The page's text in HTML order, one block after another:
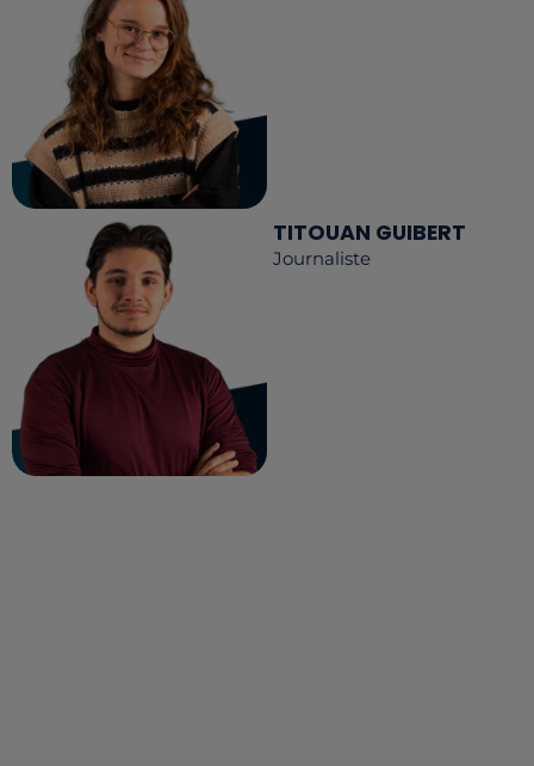
TITOUAN GUIBERT
Journaliste